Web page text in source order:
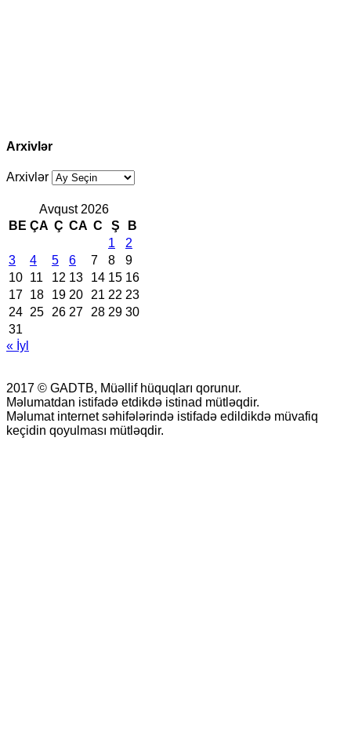
Arxivlər
Arxivlər
Avqust 2026
BE ÇA Ç CA C Ş
B
1
2
3
4 5 6 7 8
9
10 11 12 13 14 15 16
17 18 19 20 21 22 23
24 25 26 27 28 29 30
31
« İyl
2017 © GADTB, Müəllif hüquqları qorunur.
Məlumatdan istifadə etdikdə istinad mütləqdir.
Məlumat internet səhifələrində istifadə edildikdə müvafiq
keçidin qoyulması mütləqdir.